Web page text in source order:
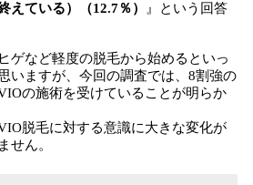
えている）（12.7％）
』という回答
ゲなど軽度の脱毛から始めるといっ
いますが、今回の調査では、8割強の
の施術を受けていることが明らか
脱毛に対する意識に大きな変化が
せん。